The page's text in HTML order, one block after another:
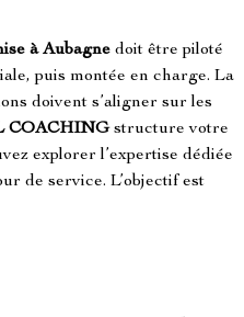
à Aubagne doit être piloté
puis montée en charge. La
doivent s’aligner sur les
COACHING structure votre
explorer l’expertise dédiée
de service. L’objectif est